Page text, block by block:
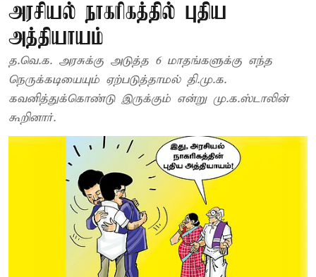
அரசியல் நாகரிகத்தில் புதிய
அத்தியாயம்
த.வெ.க. அரசுக்கு அடுத்த 6 மாதங்களுக்கு எந்த
நெருக்கடியையும் ஏற்படுத்தாமல் தி.மு.க.
கவனித்துக்கொண்டு இருக்கும் என்று மு.க.ஸ்டாலின்
கூறினார்.